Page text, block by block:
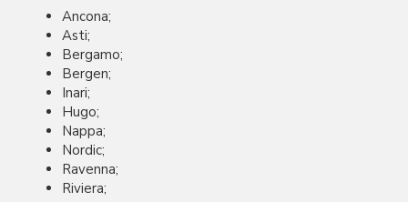
Ancona;
Asti;
Bergamo;
Bergen;
Inari;
Hugo;
Nappa;
Nordic;
Ravenna;
Riviera;